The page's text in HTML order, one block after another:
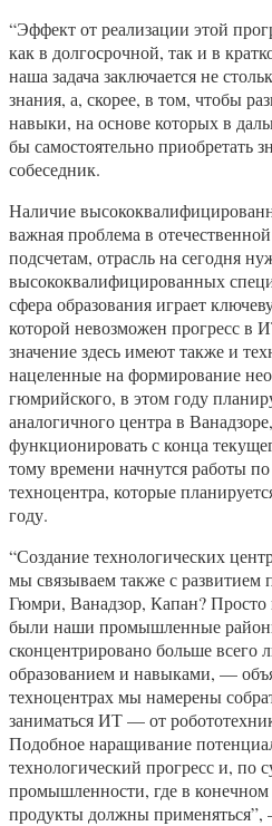
“Эффект от реализации этой
как в долгосрочной, так и в
наша задача заключается не
знания, а, скорее, в том, чтобы
навыки, на основе которых в
бы самостоятельно приобретать
собеседник.
Наличие
важная проблема в
подсчетам, отрасль на сегодня
высококвалифицированных
сфера образования играет
которой невозможен прогресс в
значение здесь имеют также и
нацеленные на формирование
гюмрийского, в этом году
аналогичного центра в
функционировать с конца
тому времени начнутся работы по
техноцентра, которые
году.
“Создание технологических
мы связываем также с
Гюмри, Ванадзор, Капан? Просто
были наши промышленные
сконцентрировано больше всего
образованием и навыками, —
техноцентрах мы намерены
заниматься ИТ — от
Подобное наращивание
технологический прогресс и, по
промышленности, где в конечном
продукты должны применяться”,